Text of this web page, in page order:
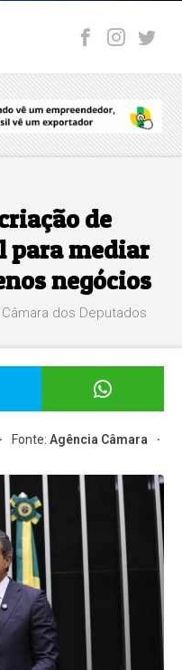
de
mediar
negócios
dos Deputados
Fonte:Agência Câmara